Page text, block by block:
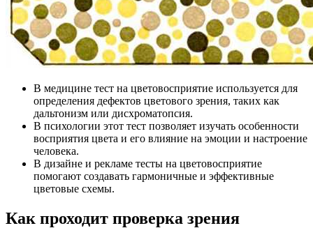
В медицине тест на цветовосприятие используется для
определения дефектов цветового зрения, таких как
дальтонизм или дисхроматопсия.
В психологии этот тест позволяет изучать особенности
восприятия цвета и его влияние на эмоции и настроение
человека.
В дизайне и рекламе тесты на цветовосприятие
помогают создавать гармоничные и эффективные
цветовые схемы.
Как проходит проверка зрения